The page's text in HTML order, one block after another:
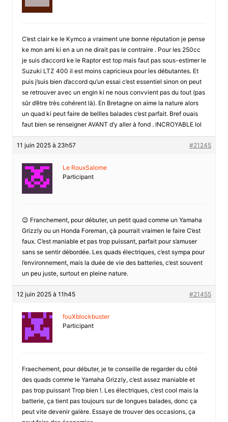
C’est clair ke le Kymco a vraiment une bonne réputation je pense
ke mon ami ki en a un ne dirait pas le contraire . Pour les 250cc
je suis d’accord ke le Raptor est top mais faut pas sous-estimer le
Suzuki LTZ 400 il est moins capricieux pour les débutantes. Et
puis j’suis bien d’accord qu’un essai c’est essentiel sinon on peut
se retrouver avec un engin ki ne nous convvient pas du tout (pas
sûr d’être très cohérent là). En Bretagne on aime la nature alors
un quad ki peut faire de bellles balades c’est parfait. Bref ouais
faut bien se renseigner AVANT d’y aller à fond . INCROYABLE lol
11 juin 2025 à 23h57 #21245
Le RouxSalome
Participant
😉 Franchement, pour débuter, un petit quad comme un Yamaha
Grizzly ou un Honda Foreman, çà pourrait vraimen le faire C’est
faux. C’est maniable et pas trop puissant, parfait pour s’amuser
sans se sentir débordée. Les quads électriques, c’est sympa pour
l’environnement, mais la duée de vie des batteries, c’est souvent
un peu juste, surtout en pleine nature.
12 juin 2025 à 11h45 #21455
fouXblockbuster
Participant
Fraechement, pour débuter, je te conseille de regarder du côté
des quads comme le Yamaha Grizzly, c’est assez maniable et
pas trop puissant Trop bien !. Les électriques, c’est cool mais la
batterie, ça tient pas toujours sur de longues balades, donc ça
peut vite devenir galère. Essaye de trouver des occasions, ça